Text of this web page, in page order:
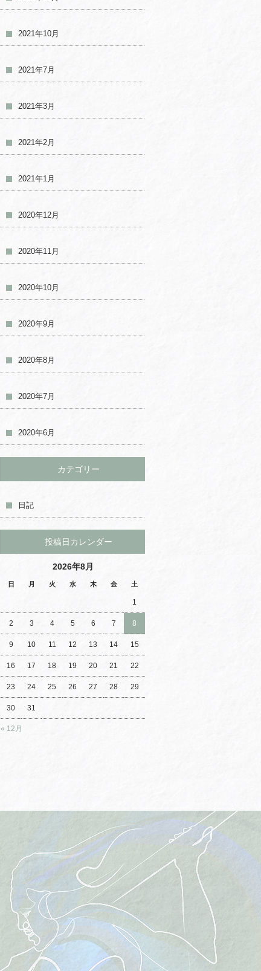
2021年10月
2021年7月
2021年3月
2021年2月
2021年1月
2020年12月
2020年11月
2020年10月
2020年9月
2020年8月
2020年7月
2020年6月
カテゴリー
日記
投稿日カレンダー
2026年8月
日 月 火 水 木 金 土
« 12月
1
2 3 4 5 6 7 8
9 10 11 12 13 14 15
16 17 18 19 20 21 22
23 24 25 26 27 28 29
30 31